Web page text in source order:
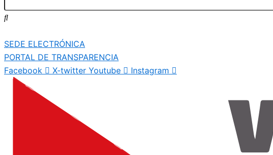
SEDE ELECTRÓNICA
PORTAL DE TRANSPARENCIA
Facebook
X-twitter Youtube Instagram